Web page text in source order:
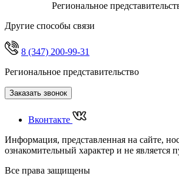
Региональное
Другие способы связи
8 (347) 200-99-31
Региональное представительство
Заказать звонок
Вконтакте
Информация, представленная на сайте,
ознакомительный характер и не является
Все права защищены